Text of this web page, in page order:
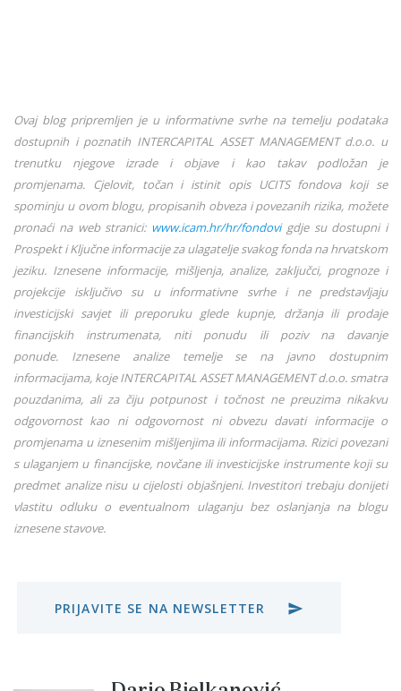
Ovaj blog pripremljen je u informativne svrhe na temelju podataka
dostupnih i poznatih INTERCAPITAL ASSET MANAGEMENT d.o.o. u
trenutku njegove izrade i objave i kao takav podložan je
promjenama. Cjelovit, točan i istinit opis UCITS fondova koji se
spominju u ovom blogu, propisanih obveza i povezanih rizika, možete
pronaći na web stranici: www.icam.hr/hr/fondovigdje su dostupni i
Prospekt i Ključne informacije za ulagatelje svakog fonda na hrvatskom
jeziku. Iznesene informacije, mišljenja, analize, zaključci, prognoze i
projekcije isključivo su u informativne svrhe i ne predstavljaju
investicijski savjet ili preporuku glede kupnje, držanja ili prodaje
financijskih instrumenata, niti ponudu ili poziv na davanje
ponude. Iznesene analize temelje se na javno dostupnim
informacijama, koje INTERCAPITAL ASSET MANAGEMENT d.o.o. smatra
pouzdanima, ali za čiju potpunost i točnost ne preuzima nikakvu
odgovornost kao ni odgovornost ni obvezu davati informacije o
promjenama u iznesenim mišljenjima ili informacijama. Rizici povezani
s ulaganjem u financijske, novčane ili investicijske instrumente koji su
predmet analize nisu u cijelosti objašnjeni. Investitori trebaju donijeti
vlastitu odluku o eventualnom ulaganju bez oslanjanja na blogu
iznesene stavove.
PRIJAVITE SE NA NEWSLETTER send